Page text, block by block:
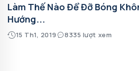
Làm Thế Nào Để Đỡ Bóng
Hướng...
15 Th1, 2019 8335 lượt xem